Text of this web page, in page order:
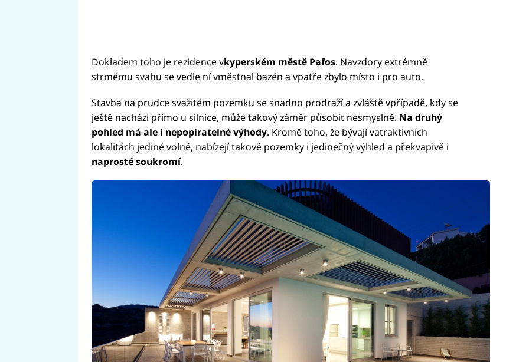
Dokladem toho je rezidence vkyperském městě Pafos. Navzdory extrémně
strmému svahu se vedle ní vměstnal bazén a vpatře zbylo místo i pro auto.
Stavba na prudce svažitém pozemku se snadno prodraží a zvláště vpřípadě, kdy se
ještě nachází přímo u silnice, může takový záměr působit nesmyslně. Na druhý
pohled má ale i nepopiratelné výhody. Kromě toho, že bývají vatraktivních
lokalitách jediné volné, nabízejí takové pozemky i jedinečný výhled a překvapivě i
naprosté soukromí.